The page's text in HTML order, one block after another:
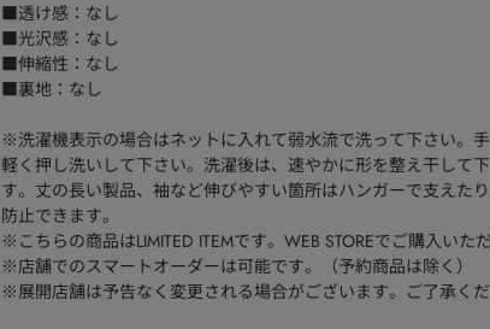
■透け感：なし
■光沢感：なし
■伸縮性：なし
■裏地：なし
※洗濯機表示の場合はネットに入れて弱水流で洗って下さい。
軽く押し洗いして下さい。洗濯後は、速やかに形を整え干して
す。丈の長い製品、袖など伸びやすい箇所はハンガーで支えた
防止できます。
※こちらの商品はLIMITED ITEMです。WEB STOREでご購入いた
※店舗でのスマートオーダーは可能です。（予約商品は除く）
※展開店舗は予告なく変更される場合がございます。ご了承くだ